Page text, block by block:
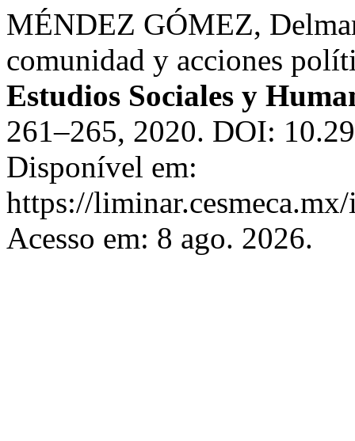
MÉNDEZ GÓMEZ,
comunidad y acciones
Estudios Sociales y
261–265, 2020. DOI:
Disponível em:
https://
Acesso em: 8 ago. 2026.